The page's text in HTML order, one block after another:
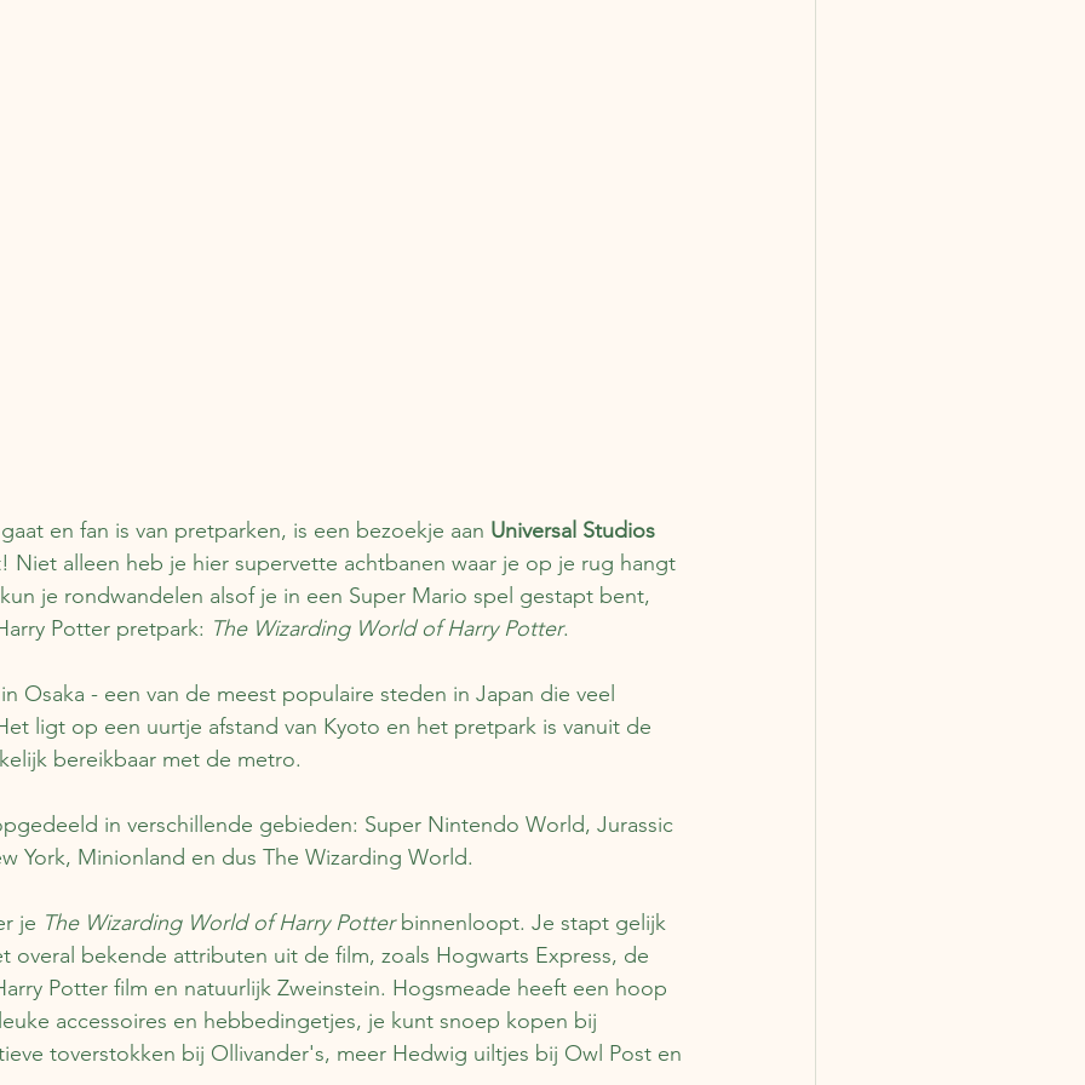
en fan is van pretparken, is een bezoekje aan Universal Studios
Niet alleen heb je hier supervette achtbanen waar je op je rug hangt
je rondwandelen alsof je in een Super Mario spel gestapt bent,
Potter pretpark: The Wizarding World of Harry Potter.
Osaka - een van de meest populaire steden in Japan die veel
ligt op een uurtje afstand van Kyoto en het pretpark is vanuit de
bereikbaar met de metro.
in verschillende gebieden: Super Nintendo World, Jurassic
York, Minionland en dus The Wizarding World.
je The Wizarding World of Harry Potter binnenloopt. Je stapt gelijk
overal bekende attributen uit de film, zoals Hogwarts Express, de
Potter film en natuurlijk Zweinstein. Hogsmeade heeft een hoop
accessoires en hebbedingetjes, je kunt snoep kopen bij
toverstokken bij Ollivander's, meer Hedwig uiltjes bij Owl Post en